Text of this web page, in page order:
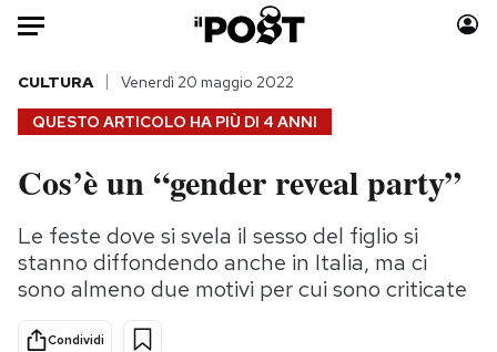
Auto
HOME
Italia
Politica
Tecnologia
Scienza
Moda
Consumismi
Storie/Idee
QUESTO ARTICOLO HA PIÙ DI 4 ANNI
CULTURA Venerdì 20 maggio 2022
Cos’è un “gender reveal party”
Le feste dove si svela il sesso del figlio si
stanno diffondendo anche in Italia, ma ci
sono almeno due motivi per cui sono criticate
Condividi